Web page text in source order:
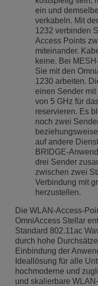
ein und
verkabeln. Mit
1232 verbinden
Access Points
miteinander.
keine. Bei
Sie mit den
1230 arbeiten.
einen Sender
von 5 GHz für
reservieren. Es
noch zwei
auf andere
BRIDGE-
drei Sender
zwischen zwei
Verbindung mit
herzustellen.
Die WLAN-Access-
OmniAccess Stellar
Standard 802.11ac
durch hohe
Einbindung der
Ideallösung für alle
hochmoderne und
und skalierbare